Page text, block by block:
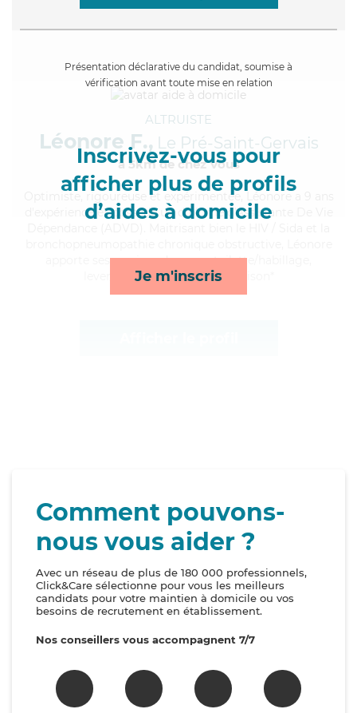
Présentation déclarative du candidat, soumise à
vérification avant toute mise en relation
Inscrivez-vous pour
afficher plus de profils
d’aides à domicile
Je m'inscris
ALTRUISTE
Léonore F., Le Pré-Saint-Gervais
à 5km de chez Vous
, rigoureuse et expérimentée, Léonore a 9 ans
d'expérience et possède un diplôme d'Assistante De Vie
apporte ses services de repas, toilette/habillage,
lever/coucher et courses/livraison*
Comment pouvons-
nous vous aider ?
Avec un réseau de plus de 180 000 professionnels,
Click&Care sélectionne pour vous les meilleurs
candidats pour votre maintien à domicile ou vos
besoins de recrutement en établissement.
Nos conseillers vous accompagnent 7/7